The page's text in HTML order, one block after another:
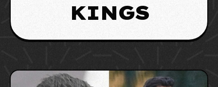
KINGS